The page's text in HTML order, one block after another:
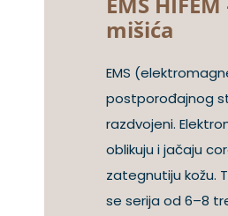
mišića
EMS
postporođajnog
razdvojeni.
oblikuju i jačaju
zategnutiju kožu.
se serija od 6–8